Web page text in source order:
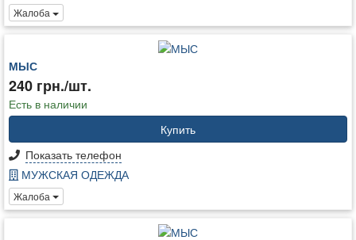
Жалоба
МЫС
240 грн./шт.
Есть в наличии
Купить
Показать телефон
МУЖСКАЯ ОДЕЖДА
Жалоба